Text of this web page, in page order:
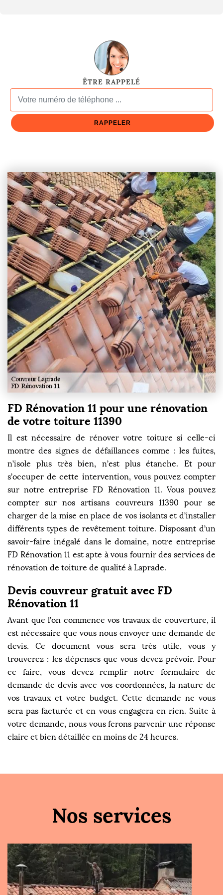
ÊTRE RAPPELÉ
FD Rénovation 11 pour une rénovation
de votre toiture 11390
Il est nécessaire de rénover votre toiture si celle-ci
montre des signes de défaillances comme : les fuites,
n’isole plus très bien, n’est plus étanche. Et pour
s’occuper de cette intervention, vous pouvez compter
sur notre entreprise FD Rénovation 11. Vous pouvez
compter sur nos artisans couvreurs 11390 pour se
charger de la mise en place de vos isolants et d’installer
différents types de revêtement toiture. Disposant d’un
savoir-faire inégalé dans le domaine, notre entreprise
FD Rénovation 11 est apte à vous fournir des services de
rénovation de toiture de qualité à Laprade.
Devis couvreur gratuit avec FD
Rénovation 11
Avant que l’on commence vos travaux de couverture, il
est nécessaire que vous nous envoyer une demande de
devis. Ce document vous sera très utile, vous y
trouverez : les dépenses que vous devez prévoir. Pour
ce faire, vous devez remplir notre formulaire de
demande de devis avec vos coordonnées, la nature de
vos travaux et votre budget. Cette demande ne vous
sera pas facturée et en vous engagera en rien. Suite à
votre demande, nous vous ferons parvenir une réponse
claire et bien détaillée en moins de 24 heures.
Nos services